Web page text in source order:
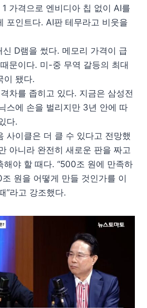
가격으로 엔비디아 칩 없이 AI를
포인트다. AI판 테무라고 비웃을
D램을 썼다. 메모리 가격이 급
문이다. 미-중 무역 갈등의 최대
이 됐다.
차를 좁히고 있다. 지금은 삼성전
스에 손을 벌리지만 3년 안에 따
다.
사이클은 더 클 수 있다고 전망했
아니라 완전히 새로운 판을 짜고
해야 할 때다. “500조 원에 만족하
원을 어떻게 만들 것인가를 이
”라고 강조했다.